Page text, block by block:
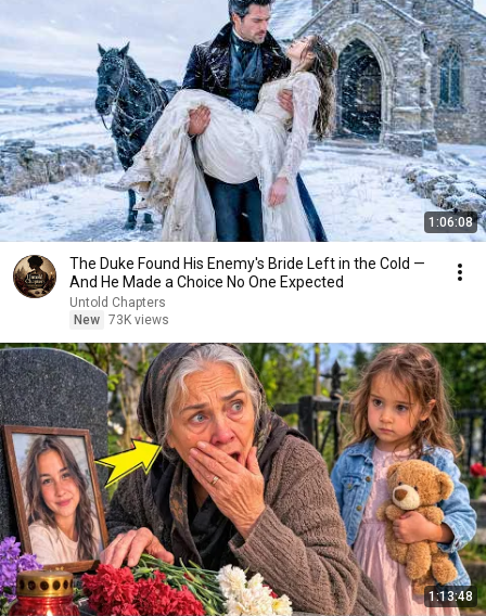
1:06:08
The Duke Found His Enemy's Bride Left in the Cold —
And He Made a Choice No One Expected
Untold Chapters
New 73K views
1:13:48